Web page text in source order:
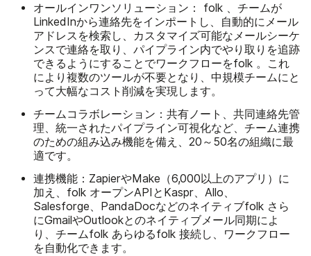
オールインワンソリューション：
folk 、チームが
LinkedInから連絡先をインポートし、自動的にメール
アドレスを検索し、カスタマイズ可能なメールシーケ
ンスで連絡を取り、パイプライン内でやり取りを追跡
できるようにすることでワークフローをfolk 。これ
により複数のツールが不要となり、中規模チームにと
って大幅なコスト削減を実現します。
チームコラボレーション： 共有ノート、共同連絡先管
理、統一されたパイプライン可視化など、チーム連携
のための組み込み機能を備え、20～50名の組織に最
適です。
連携機能： ZapierやMake（6,000以上のアプリ）に
加え、folk オープンAPIとKaspr、Allo、
Salesforge、PandaDocなどのネイティブfolk さら
にGmailやOutlookとのネイティブメール同期によ
り、チームfolk あらゆるfolk 接続し、ワークフロー
を自動化できます。